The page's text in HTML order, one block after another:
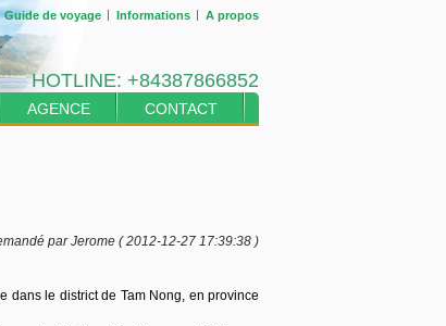
Guide de voyage Informations A propos
HOTLINE: +84387866852
AGENCE CONTACT
par Jerome ( 2012-12-27 17:39:38 )
dans le district de Tam Nong, en province